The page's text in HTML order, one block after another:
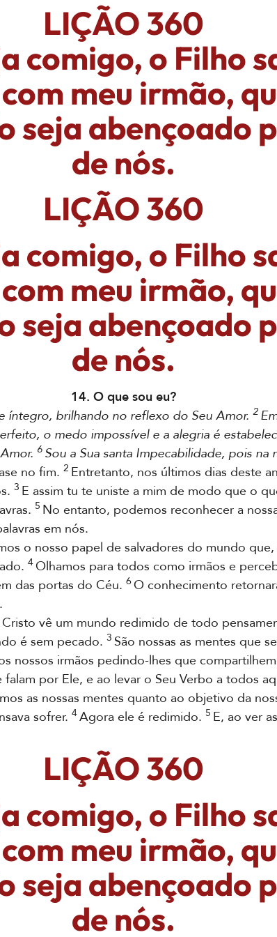
LIÇÃO 360
comigo, o Filho
meu irmão,
seja abençoado
de nós.
LIÇÃO 360
comigo, o Filho
meu irmão,
seja abençoado
de nós.
14. O que sou eu?
íntegro, brilhando no reflexo do Seu Amor. 2
o medo impossível e a alegria é
6 Sou a Sua santa Impecabilidade, pois na
no fim. 2 Entretanto, nos últimos dias deste
3 E assim tu te uniste a mim de modo que o
5 No entanto, podemos reconhecer a
em nós.
o nosso papel de salvadores do mundo
4Olhamos para todos como irmãos e
das portas do Céu. 6O conhecimento
vê um mundo redimido de todo
é sem pecado. 3 São nossas as mentes que
nossos irmãos pedindo-lhes que
por Ele, e ao levar o Seu Verbo a todos
as nossas mentes quanto ao objetivo da
sofrer. 4Agora ele é redimido. 5 E, ao ver
LIÇÃO 360
comigo, o Filho
meu irmão,
seja abençoado
de nós.